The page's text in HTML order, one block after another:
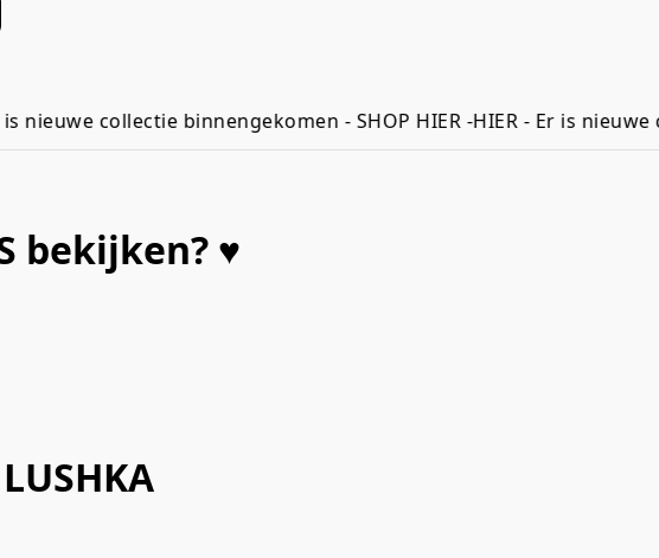
collectie binnengekomen - SHOP HIER -HIER - Er is nieuwe
bekijken? ♥